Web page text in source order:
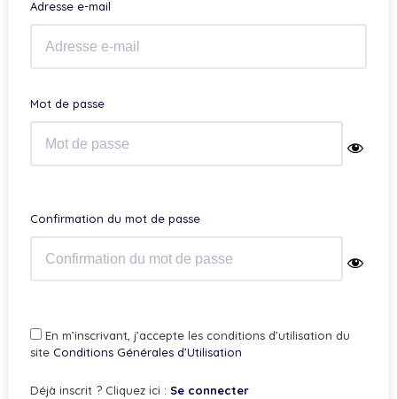
Adresse e-mail
Mot de passe
Confirmation du mot de passe
En m’inscrivant, j’accepte les conditions d’utilisation du
site Conditions Générales d’Utilisation
Déjà inscrit ? Cliquez ici : Se connecter